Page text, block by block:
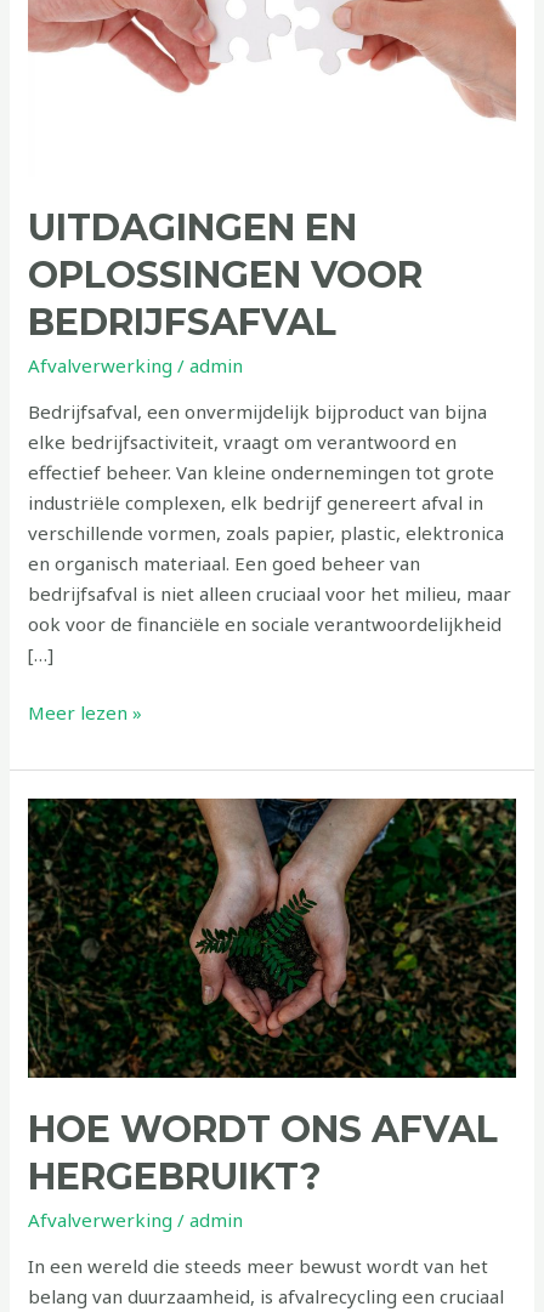
UITDAGINGEN EN
OPLOSSINGEN VOOR
BEDRIJFSAFVAL
Afvalverwerking /admin
Bedrijfsafval, een onvermijdelijk bijproduct van bijna
elke bedrijfsactiviteit, vraagt om verantwoord en
effectief beheer. Van kleine ondernemingen tot grote
industriële complexen, elk bedrijf genereert afval in
verschillende vormen, zoals papier, plastic, elektronica
en organisch materiaal. Een goed beheer van
bedrijfsafval is niet alleen cruciaal voor het milieu, maar
ook voor de financiële en sociale verantwoordelijkheid
[…]
Meer lezen »
HOE WORDT ONS AFVAL
HERGEBRUIKT?
Afvalverwerking /admin
In een wereld die steeds meer bewust wordt van het
belang van duurzaamheid, is afvalrecycling een cruciaal
Hoe
wordt
ons
afval
hergebruikt?